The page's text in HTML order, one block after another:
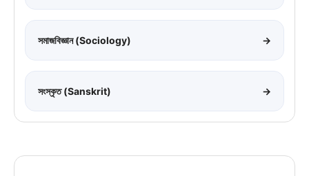
সমাজবিজ্ঞান (Sociology) →
সংস্কৃত (Sanskrit) →